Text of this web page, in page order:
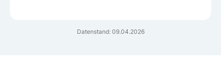
Datenstand: 09.04.2026